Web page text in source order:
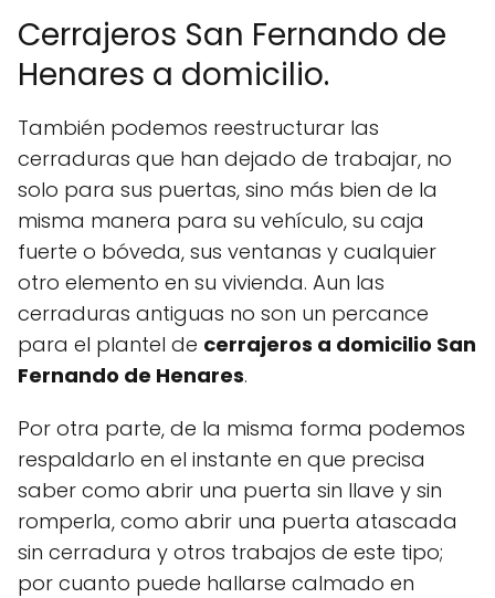
Cerrajeros San Fernando de
Henares a domicilio.
También podemos reestructurar las
cerraduras que han dejado de trabajar, no
solo para sus puertas, sino más bien de la
misma manera para su vehículo, su caja
fuerte o bóveda, sus ventanas y cualquier
otro elemento en su vivienda. Aun las
cerraduras antiguas no son un percance
para el plantel de cerrajeros a domicilio San
Fernando de Henares.
Por otra parte, de la misma forma podemos
respaldarlo en el instante en que precisa
saber como abrir una puerta sin llave y sin
romperla, como abrir una puerta atascada
sin cerradura y otros trabajos de este tipo;
por cuanto puede hallarse calmado en